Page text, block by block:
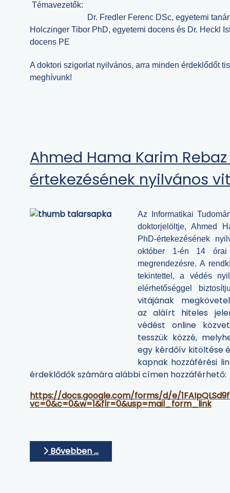
Témavezetők:
Dr. Fredler Ferenc DSc, egyetemi tanár
Holczinger Tibor PhD, egyetemi docens és Dr. Heckl
docens PE
A doktori szigorlat nyilvános, arra minden érdeklődőt
meghívunk!
Ahmed Hama Karim
értekezésének nyilvános
Az Informatikai
doktorjelöltje, Ahmed
PhD-értekezésének
október 1-én 14
megrendezésre. A
tekintettel, a védés
elérhetőséggel
vitájának
az aláírt hiteles
védést online
tesszük közzé,
egy kérdőív kitöltése
kapnak hozzáférési
érdeklődők számára alábbi címen hozzáférhető:
https://docs.google.com/forms/d/e/
vc=0&c=0&w=1&flr=0&usp=mail_form_link
Bővebben …